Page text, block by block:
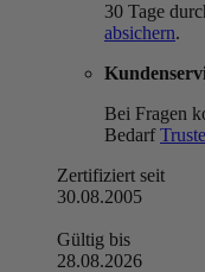
30 Tage
absichern.
Bei Fragen
Bedarf
Zertifiziert seit
30.08.2005
Gültig bis
28.08.2026